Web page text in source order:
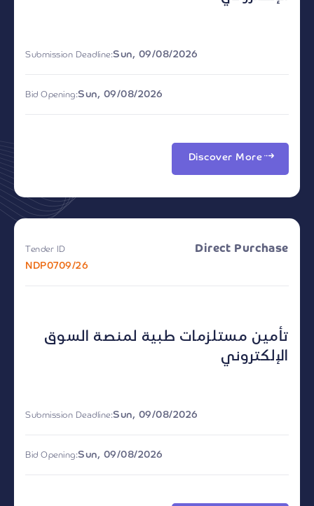
Submission Deadline:Sun, 09/08/2026
Bid Opening:Sun, 09/08/2026
Discover More
Tender ID
NDP0709/26
Direct Purchase
تأمين مستلزمات طبية لمنصة السوق
الإلكتروني
Submission Deadline:Sun, 09/08/2026
Bid Opening:Sun, 09/08/2026